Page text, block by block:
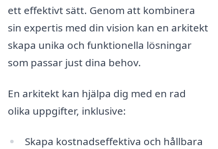
ett effektivt sätt. Genom att kombinera
sin expertis med din vision kan en arkitekt
skapa unika och funktionella lösningar
som passar just dina behov.
En arkitekt kan hjälpa dig med en rad
olika uppgifter, inklusive:
Skapa kostnadseffektiva och hållbara